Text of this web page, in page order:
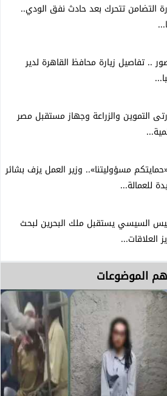
التضامن تتحرك بعد حادث نفق الودي..
.. تفاصيل زيارة محافظ القاهرة لدير
التموين والزراعة وجهاز مستقبل مصر
مسؤوليتنا».. وزير العمل يزف بشائر
للعمالة...
السيسي يستقبل ملك البحرين لبحث
العلاقات...
الموضوعات